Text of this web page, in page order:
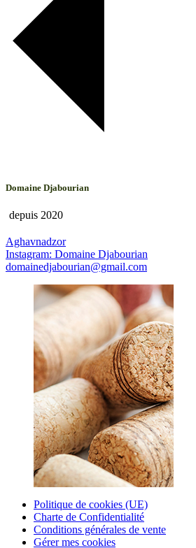
Domaine Djabourian
depuis 2020
Aghavnadzor
Instagram: Domaine Djabourian
domainedjabourian@gmail.com
Politique de cookies (UE)
Charte de Confidentialité
Conditions générales de vente
Gérer mes cookies